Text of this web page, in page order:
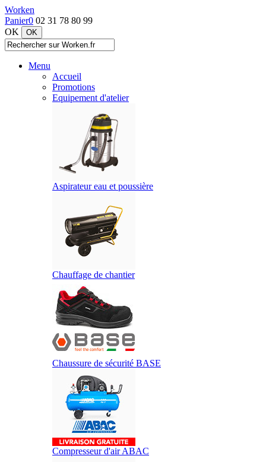
Worken
Panier0 02 31 78 80 99
OK
Menu
Accueil
Promotions
Equipement d'atelier
Aspirateur eau et poussière
Chauffage de chantier
Chaussure de sécurité BASE
Compresseur d'air ABAC